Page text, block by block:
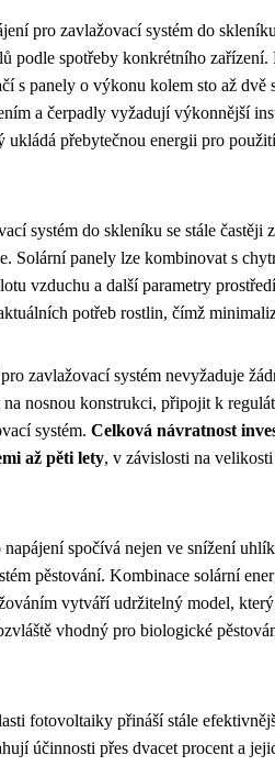
pro zavlažovací systém do
podle spotřeby konkrétního
s panely o výkonu kolem sto až dvě
a čerpadly vyžadují výkonnější
ukládá přebytečnou energii pro
systém do skleníku se stále
Solární panely lze kombinovat s
vzduchu a další parametry
potřeb rostlin, čímž
zavlažovací systém nevyžaduje
nosnou konstrukci, připojit k
systém. Celková návratnost
až pěti lety, v závislosti na
spočívá nejen ve snížení
pěstování. Kombinace solární
vytváří udržitelný model,
vhodný pro biologické
fotovoltaiky přináší stále
účinnosti přes dvacet procent a